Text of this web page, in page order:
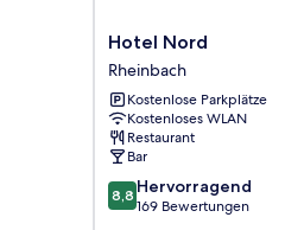
Hotel
Nord
Rheinbach
Hotel Nord
Rheinbach
Kostenlose Parkplätze
Kostenloses WLAN
Restaurant
Bar
8.8
von
8,8 Hervorragend
169 Bewertungen